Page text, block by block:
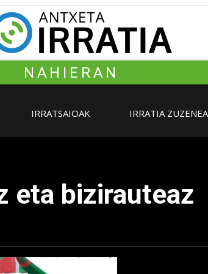
NAHIERAN
IRRATSAIOAK IRRATIA
eta bizirauteaz